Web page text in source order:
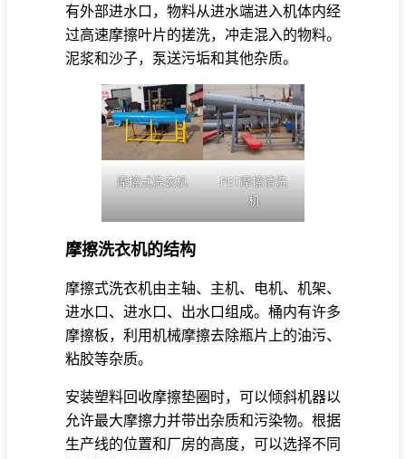
有外部进水口，物料从进水端进入机体内经
过高速摩擦叶片的搓洗，冲走混入的物料。
泥浆和沙子，泵送污垢和其他杂质。
摩擦式洗衣机
PET摩擦清洗
机
摩擦洗衣机的结构
摩擦式洗衣机由主轴、主机、电机、机架、
进水口、进水口、出水口组成。桶内有许多
摩擦板，利用机械摩擦去除瓶片上的油污、
粘胶等杂质。
安装塑料回收摩擦垫圈时，可以倾斜机器以
允许最大摩擦力并带出杂质和污染物。根据
生产线的位置和厂房的高度，可以选择不同